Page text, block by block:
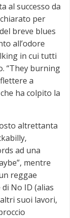
al successo da
per
breve blues
all’odore
in cui tutti
“They burning
a
ha colpito la
altrettanta
ad una
mentre
reggae
No ID (alias
suoi lavori,